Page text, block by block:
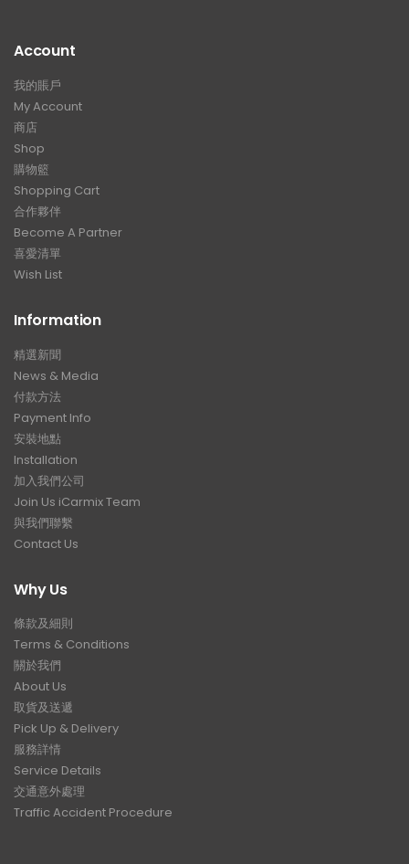
Account
我的賬戶
My Account
商店
Shop
購物籃
Shopping Cart
合作夥伴
Become A Partner
喜愛清單
Wish List
Information
精選新聞
News & Media
付款方法
Payment Info
安裝地點
Installation
加入我們公司
Join Us iCarmix Team
與我們聯繫
Contact Us
Why Us
條款及細則
Terms & Conditions
關於我們
About Us
取貨及送遞
Pick Up & Delivery
服務詳情
Service Details
交通意外處理
Traffic Accident Procedure